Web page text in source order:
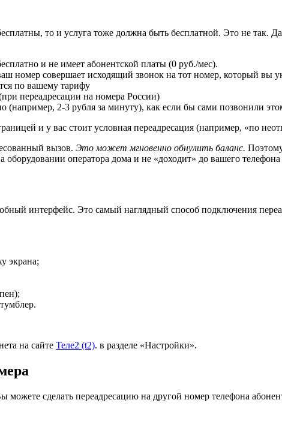
то и услуга тоже должна быть бесплатной. Это не так.
и не имеет абонентской платы (0 руб./мес).
номер совершает исходящий звонок на тот номер, который вы
по вашему тарифу
переадресации на номера России)
2-3 рубля за минуту), как если бы сами позвонили
и у вас стоит условная переадресация (например, «по
вызов. Это может мгновенно обнулить баланс.
оборудовании оператора дома и не «доходит» до вашего
интерфейс. Это самый наглядный способ подключения
экрана;
на сайте Теле2 (t2). в разделе «Настройки».
можете сделать переадресацию на другой номер телефона